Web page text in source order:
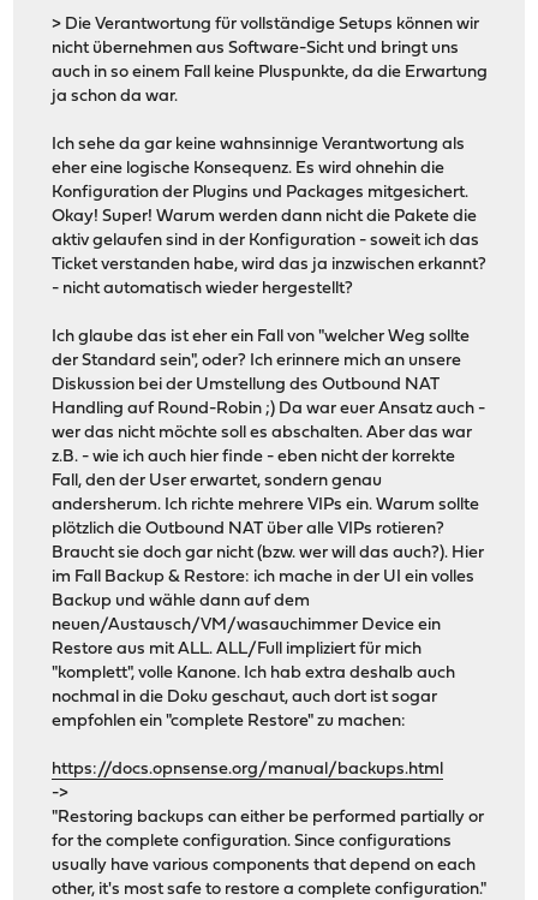
> Die Verantwortung für vollständige Setups können wir
nicht übernehmen aus Software-Sicht und bringt uns
auch in so einem Fall keine Pluspunkte, da die Erwartung
ja schon da war.
Ich sehe da gar keine wahnsinnige Verantwortung als
eher eine logische Konsequenz. Es wird ohnehin die
Konfiguration der Plugins und Packages mitgesichert.
Okay! Super! Warum werden dann nicht die Pakete die
aktiv gelaufen sind in der Konfiguration - soweit ich das
Ticket verstanden habe, wird das ja inzwischen erkannt?
- nicht automatisch wieder hergestellt?
Ich glaube das ist eher ein Fall von "welcher Weg sollte
der Standard sein", oder? Ich erinnere mich an unsere
Diskussion bei der Umstellung des Outbound NAT
Handling auf Round-Robin ;) Da war euer Ansatz auch -
wer das nicht möchte soll es abschalten. Aber das war
z.B. - wie ich auch hier finde - eben nicht der korrekte
Fall, den der User erwartet, sondern genau
andersherum. Ich richte mehrere VIPs ein. Warum sollte
plötzlich die Outbound NAT über alle VIPs rotieren?
Braucht sie doch gar nicht (bzw. wer will das auch?). Hier
im Fall Backup & Restore: ich mache in der UI ein volles
Backup und wähle dann auf dem
neuen/Austausch/VM/wasauchimmer Device ein
Restore aus mit ALL. ALL/Full impliziert für mich
"komplett", volle Kanone. Ich hab extra deshalb auch
nochmal in die Doku geschaut, auch dort ist sogar
empfohlen ein "complete Restore" zu machen:
https://docs.opnsense.org/manual/backups.html
->
"Restoring backups can either be performed partially or
for the complete configuration. Since configurations
usually have various components that depend on each
other, it's most safe to restore a complete configuration."